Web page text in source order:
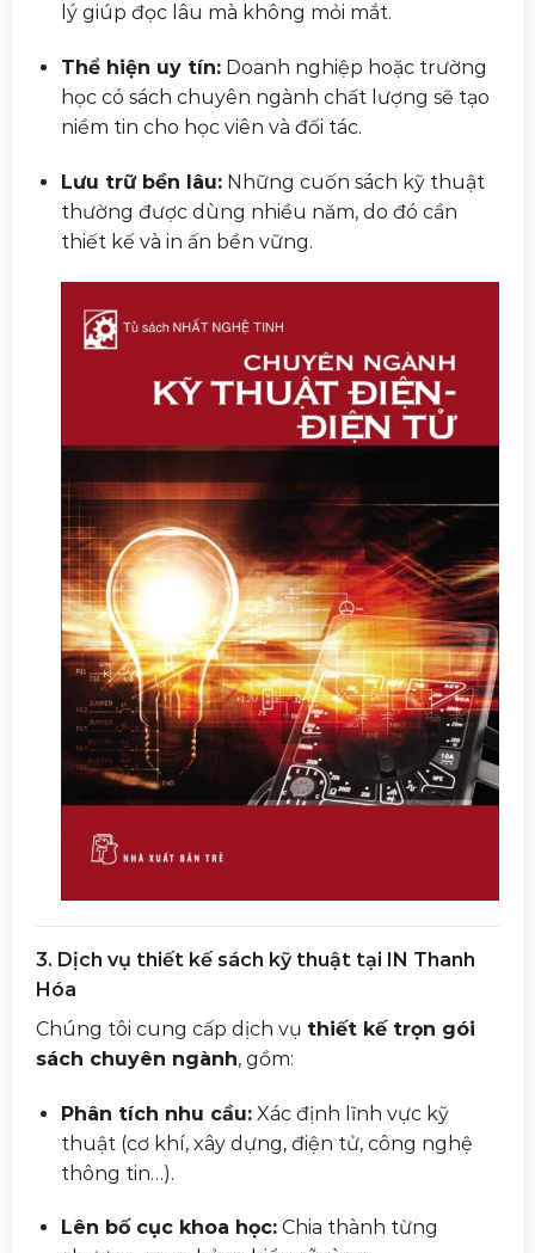
lý giúp đọc lâu mà không mỏi mắt.
Thể hiện uy tín:Doanh nghiệp hoặc trường
học có sách chuyên ngành chất lượng sẽ tạo
niềm tin cho học viên và đối tác.
Lưu trữ bền lâu:Những cuốn sách kỹ thuật
thường được dùng nhiều năm, do đó cần
thiết kế và in ấn bền vững.
3. Dịch vụ thiết kế sách kỹ thuật tại IN Thanh
Hóa
Chúng tôi cung cấp dịch vụ thiết kế trọn gói
sách chuyên ngành, gồm:
Phân tích nhu cầu:Xác định lĩnh vực kỹ
thuật (cơ khí, xây dựng, điện tử, công nghệ
thông tin…).
Lên bố cục khoa học:Chia thành từng